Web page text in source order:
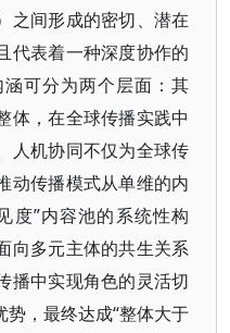
之间形成的密切、潜在
代表着一种深度协作的
可分为两个层面：其
体，在全球传播实践中
人机协同不仅为全球传
动传播模式从单维的内
度”内容池的系统性构
向多元主体的共生关系
播中实现角色的灵活切
，最终达成“整体大于